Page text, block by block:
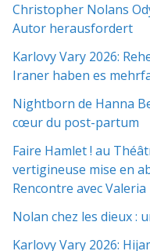
Christopher Nolans
Autor herausfordert
Karlovy Vary 2026:
Iraner haben es
Nightborn de Hanna
cœur du post-partum
Faire Hamlet ! au
vertigineuse mise en
Rencontre avec
Nolan chez les dieux :
Karlovy Vary 2026: